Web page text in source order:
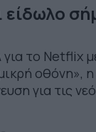
είδωλο
για το Netflix
οθόνη»,
για τις